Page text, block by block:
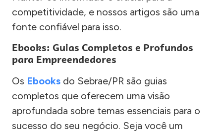
competitividade, e nossos artigos são uma
fonte confiável para isso.
Ebooks: Guias Completos e Profundos
para Empreendedores
Os Ebooks do Sebrae/PR são guias
completos que oferecem uma visão
aprofundada sobre temas essenciais para o
sucesso do seu negócio. Seja você um